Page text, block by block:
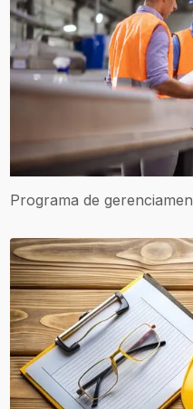
Programa de